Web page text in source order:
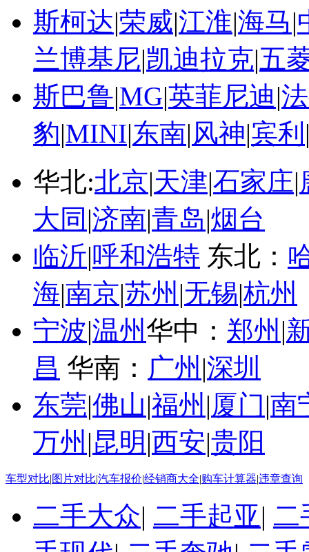
斯柯达|荣威|江淮|海马|
兰博基尼|凯迪拉克|五
斯巴鲁|MG|英菲尼迪|
豹|MINI|东南|风神|宾利
华北:北京|天津|石家庄|
大同 |济南|青岛|烟台
临沂|呼和浩特 东北：
海|南京|苏州 |无锡|杭州
宁波|温州华中： 郑州 |
昌 华南： 广州 |深圳
东莞|佛山|福州 |厦门|南
万州 |昆明 |西安|贵阳
车型对比|图片对比|汽车报价|经销商大全|购车计算器|违章查询
二手大众| 二手起亚| 二